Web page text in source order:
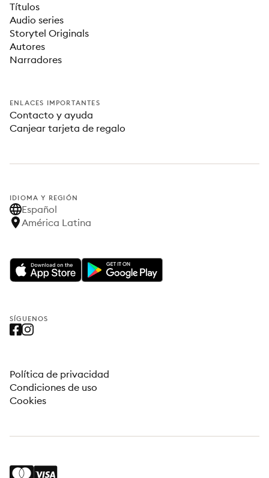
Títulos
Audio series
Storytel Originals
Autores
Narradores
ENLACES IMPORTANTES
Contacto y ayuda
Canjear tarjeta de regalo
IDIOMA Y REGIÓN
Español
América Latina
SÍGUENOS
Política de privacidad
Condiciones de uso
Cookies